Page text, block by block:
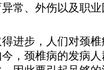
常、外伤以及职
步，人们对颈椎
，颈椎病的发病